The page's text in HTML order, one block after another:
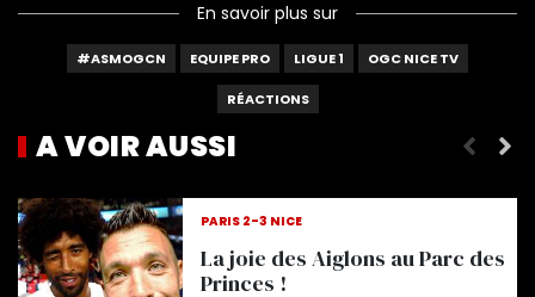
En savoir plus sur
#ASMOGCN EQUIPE PRO LIGUE 1 OGC NICE TV
RÉACTIONS
A VOIR AUSSI
PARIS 2-3 NICE
La joie des Aiglons au Parc des
Princes !
Les réactions d'après-match